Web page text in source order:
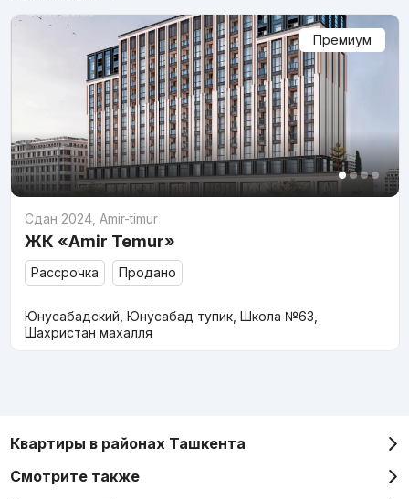
Премиум
Сдан 2024, Amir-timur
ЖК «Amir Temur»
Рассрочка Продано
Юнусабадский, Юнусабад тупик, Школа №63,
Шахристан махалля
Квартиры в районах Ташкента
Смотрите также